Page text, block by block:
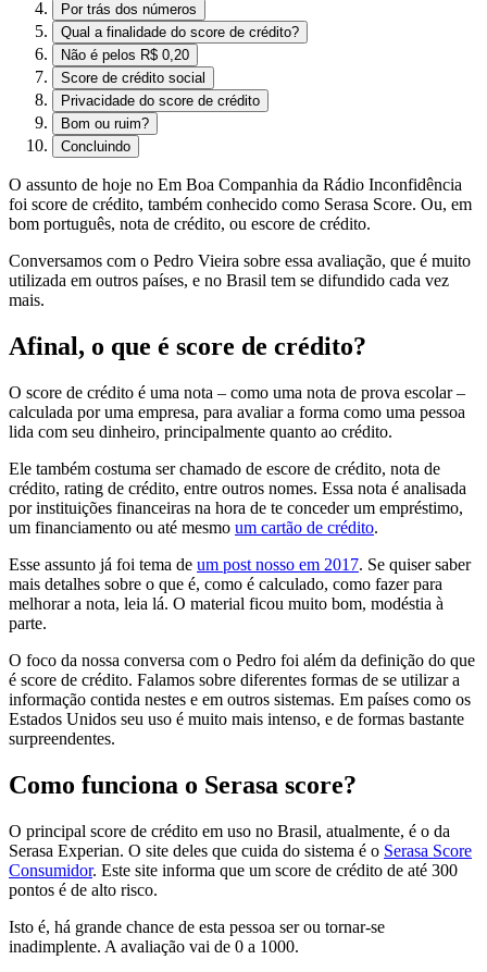
Por trás dos números
Qual a finalidade do score de crédito?
Não é pelos R$ 0,20
Score de crédito social
Privacidade do score de crédito
Bom ou ruim?
Concluindo
O assunto de hoje no Em Boa Companhia da Rádio Inconfidência
foi score de crédito, também conhecido como Serasa Score. Ou, em
bom português, nota de crédito, ou escore de crédito.
Conversamos com o Pedro Vieira sobre essa avaliação, que é muito
utilizada em outros países, e no Brasil tem se difundido cada vez
mais.
Afinal, o que é score de crédito?
O score de crédito é uma nota – como uma nota de prova escolar –
calculada por uma empresa, para avaliar a forma como uma pessoa
lida com seu dinheiro, principalmente quanto ao crédito.
Ele também costuma ser chamado de escore de crédito, nota de
crédito, rating de crédito, entre outros nomes. Essa nota é analisada
por instituições financeiras na hora de te conceder um empréstimo,
um financiamento ou até mesmo um cartão de crédito.
Esse assunto já foi tema de um post nosso em 2017. Se quiser saber
mais detalhes sobre o que é, como é calculado, como fazer para
melhorar a nota, leia lá. O material ficou muito bom, modéstia à
parte.
O foco da nossa conversa com o Pedro foi além da definição do que
é score de crédito. Falamos sobre diferentes formas de se utilizar a
informação contida nestes e em outros sistemas. Em países como os
Estados Unidos seu uso é muito mais intenso, e de formas bastante
surpreendentes.
Como funciona o Serasa score?
O principal score de crédito em uso no Brasil, atualmente, é o da
Serasa Experian. O site deles que cuida do sistema é o Serasa Score
Consumidor. Este site informa que um score de crédito de até 300
pontos é de alto risco.
Isto é, há grande chance de esta pessoa ser ou tornar-se
inadimplente. A avaliação vai de 0 a 1000.